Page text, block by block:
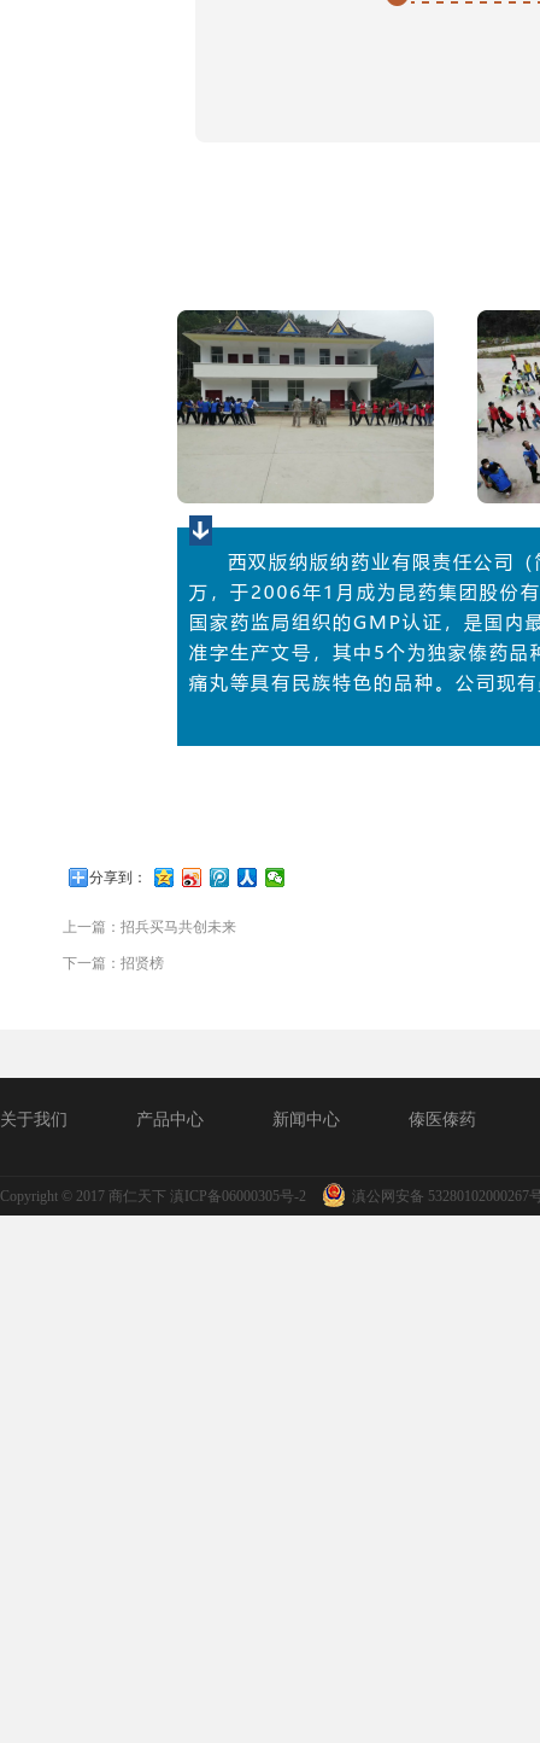
分享到：
上一篇： 招兵买马共创未来
下一篇： 招贤榜
关于我们 产品中心 新闻中心 傣医傣药
Copyright © 2017 商仁天下 滇ICP备06000305号-2 滇公网安备 53280102000267